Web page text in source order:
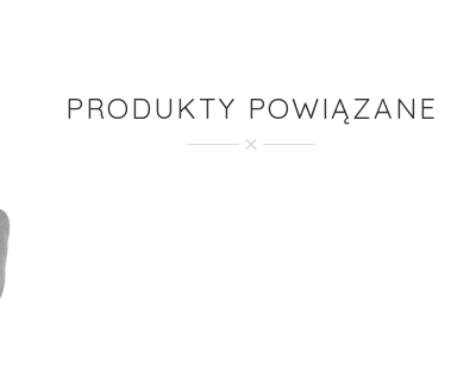
PRODUKTY POWIĄZANE